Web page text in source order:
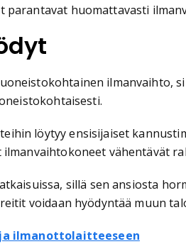
parantavat huomattavasti
ilmanvaihto,
löytyy ensisijaiset
vähentävät
sillä sen ansiosta
voidaan hyödyntää muun
ilmanottolaitteeseen